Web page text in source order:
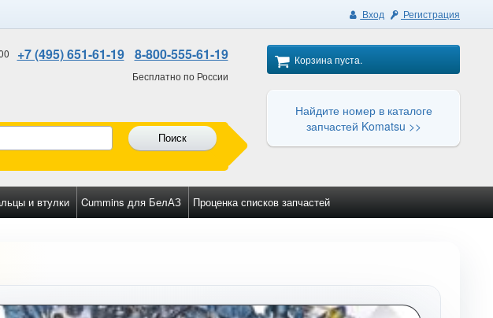
Вход Регистрация
+7 (495) 651-61-19 8-800-555-61-19
Бесплатно по России
Поиск
Корзина пуста.
Найдите номер в каталоге
запчастей Komatsu >>
и втулки Cummins для БелАЗ Проценка списков запчастей